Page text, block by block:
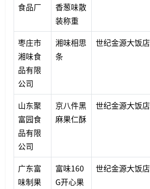
食品厂
香葱味散
装称重
枣庄市
湘味食
品有限
公司
湘味相思
条
世纪金源大饭店
山东聚
富园食
品有限
公司
京八件黑
麻果仁酥
世纪金源大饭店
广东富
味制果
富味160
G开心果
世纪金源大饭店